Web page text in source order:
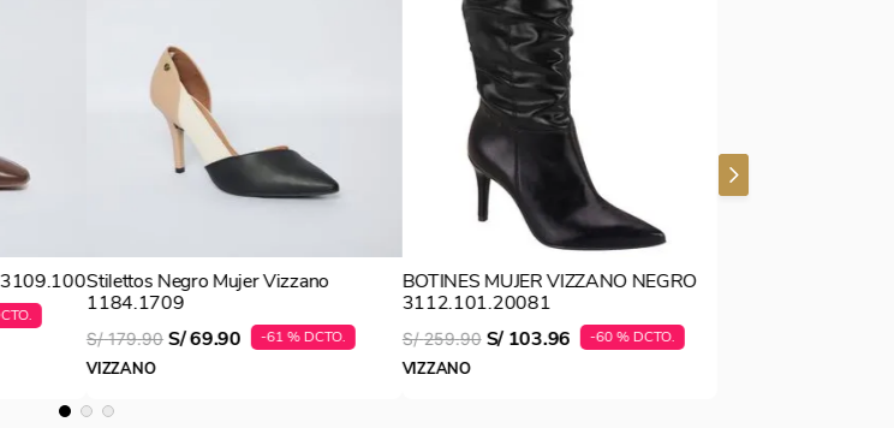
3109.100Stilettos Negro Mujer Vizzano
1184.1709
S/ 179.90 S/69.90 -61 %
VIZZANO
BOTINES MUJER VIZZANO NEGRO
3112.101.20081
S/ 259.90 S/ 103.96 -60 %
VIZZANO